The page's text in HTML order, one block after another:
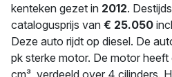
kenteken gezet in 2012.
catalogusprijs van € 25.050
Deze auto rijdt op diesel. De
pk sterke motor. De motor
cm³, verdeeld over 4 cilinders.